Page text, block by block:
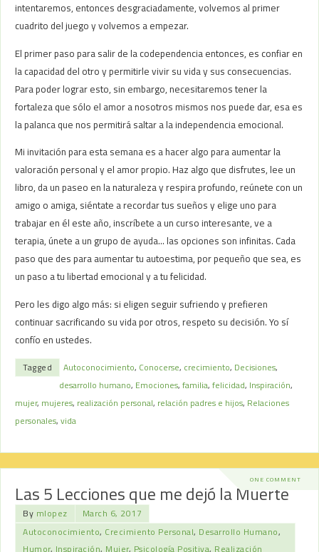
intentaremos, entonces desgraciadamente, volvemos al primer
cuadrito del juego y volvemos a empezar.
El primer paso para salir de la codependencia entonces, es confiar en
la capacidad del otro y permitirle vivir su vida y sus consecuencias.
Para poder lograr esto, sin embargo, necesitaremos tener la
fortaleza que sólo el amor a nosotros mismos nos puede dar, esa es
la palanca que nos permitirá saltar a la independencia emocional.
Mi invitación para esta semana es a hacer algo para aumentar la
valoración personal y el amor propio. Haz algo que disfrutes, lee un
libro, da un paseo en la naturaleza y respira profundo, reúnete con un
amigo o amiga, siéntate a recordar tus sueños y elige uno para
trabajar en él este año, inscríbete a un curso interesante, ve a
terapia, únete a un grupo de ayuda… las opciones son infinitas. Cada
paso que des para aumentar tu autoestima, por pequeño que sea, es
un paso a tu libertad emocional y a tu felicidad.
Pero les digo algo más: si eligen seguir sufriendo y prefieren
continuar sacrificando su vida por otros, respeto su decisión. Yo sí
confío en ustedes.
Tagged Autoconocimiento, Conocerse, crecimiento, Decisiones,
desarrollo humano, Emociones,familia,felicidad, Inspiración,
mujer, mujeres, realización personal, relación padres e hijos, Relaciones
personales,vida
ONE COMMENT
Las 5 Lecciones que me dejó la Muerte
By mlopez
March 6, 2017
Autoconocimiento, Crecimiento Personal, Desarrollo Humano,
Humor, Inspiración, Mujer, Psicología Positiva, Realización